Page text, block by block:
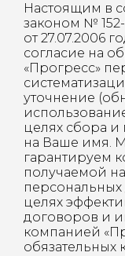
Настоящим в
законом №
от 27.07.2006
согласие на
«Прогресс»
уточнение
целях сбора
на Ваше имя.
гарантируем
получаемой
персональных
целях
договоров и
компанией